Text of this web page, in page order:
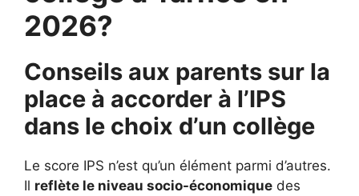
2026?
Conseils aux parents sur la
place à accorder à l’IPS
dans le choix d’un collège
Le score IPS n’est qu’un élément parmi d’autres.
Il reflète le niveau socio-économique des